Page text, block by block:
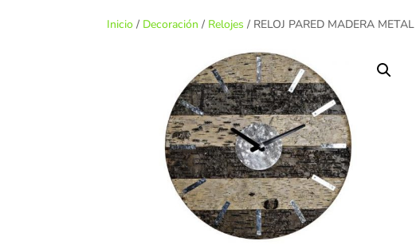
Inicio / Decoración / Relojes / RELOJ PARED MADERA